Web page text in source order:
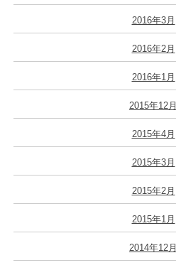
2016年3月
2016年2月
2016年1月
2015年12月
2015年4月
2015年3月
2015年2月
2015年1月
2014年12月